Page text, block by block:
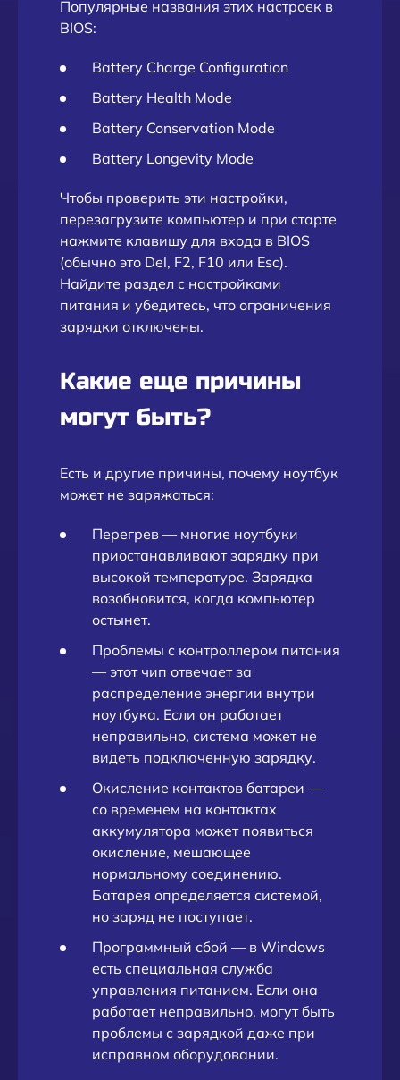
Популярные названия этих настроек в
BIOS:
Battery Charge Configuration
Battery Health Mode
Battery Conservation Mode
Battery Longevity Mode
Чтобы проверить эти настройки,
перезагрузите компьютер и при старте
нажмите клавишу для входа в BIOS
(обычно это Del, F2, F10 или Esc).
Найдите раздел с настройками
питания и убедитесь, что ограничения
зарядки отключены.
Какие еще причины
могут быть?
Есть и другие причины, почему ноутбук
может не заряжаться:
Перегрев — многие ноутбуки
приостанавливают зарядку при
высокой температуре. Зарядка
возобновится, когда компьютер
остынет.
Проблемы с контроллером питания
— этот чип отвечает за
распределение энергии внутри
ноутбука. Если он работает
неправильно, система может не
видеть подключенную зарядку.
Окисление контактов батареи —
со временем на контактах
аккумулятора может появиться
окисление, мешающее
нормальному соединению.
Батарея определяется системой,
но заряд не поступает.
Программный сбой — в Windows
есть специальная служба
управления питанием. Если она
работает неправильно, могут быть
проблемы с зарядкой даже при
исправном оборудовании.